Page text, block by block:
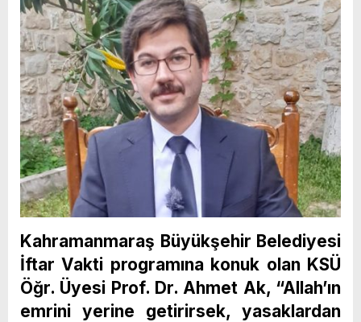
Kahramanmaraş Büyükşehir Belediyesi
İftar Vakti programına konuk olan KSÜ
Öğr. Üyesi Prof. Dr. Ahmet Ak, “Allah’ın
emrini yerine getirirsek, yasaklardan